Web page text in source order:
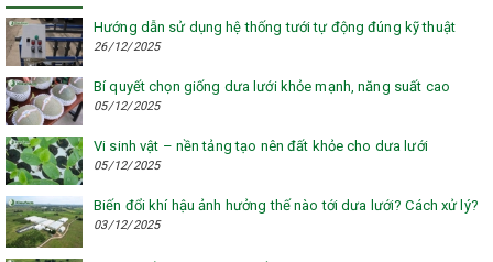
Hướng dẫn sử dụng hệ thống tưới tự động đúng kỹ thuật
26/12/2025
Bí quyết chọn giống dưa lưới khỏe mạnh, năng suất cao
05/12/2025
Vi sinh vật – nền tảng tạo nên đất khỏe cho dưa lưới
05/12/2025
Biến đổi khí hậu ảnh hưởng thế nào tới dưa lưới? Cách xử lý?
03/12/2025